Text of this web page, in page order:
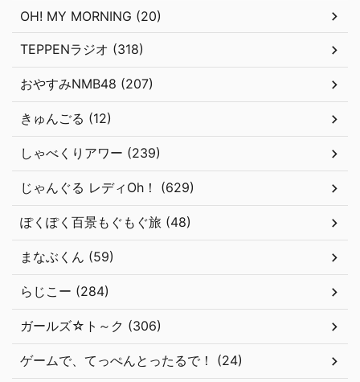
OH! MY MORNING (20)
TEPPENラジオ (318)
おやすみNMB48 (207)
きゅんごる (12)
しゃべくりアワー (239)
じゃんぐる レディOh！ (629)
ぽくぽく百景もぐもぐ旅 (48)
まなぶくん (59)
らじこー (284)
ガールズ☆ト～ク (306)
ゲームで、てっぺんとったるで！ (24)